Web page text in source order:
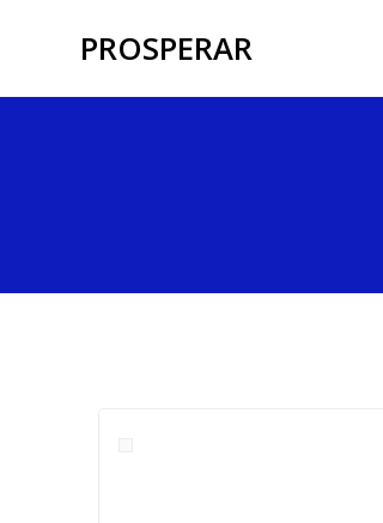
PROSPERAR